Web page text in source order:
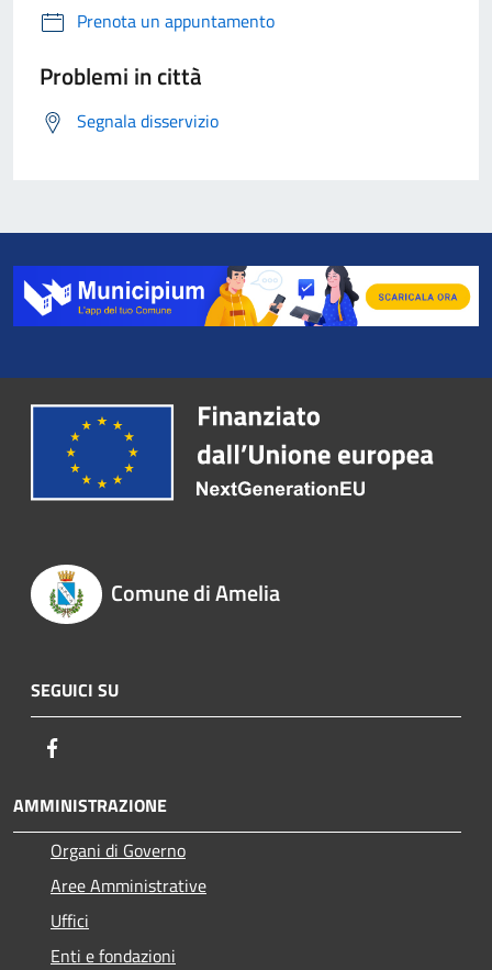
Prenota un appuntamento
Problemi in città
Segnala disservizio
Comune di Amelia
SEGUICI SU
AMMINISTRAZIONE
Organi di Governo
Aree Amministrative
Uffici
Enti e fondazioni